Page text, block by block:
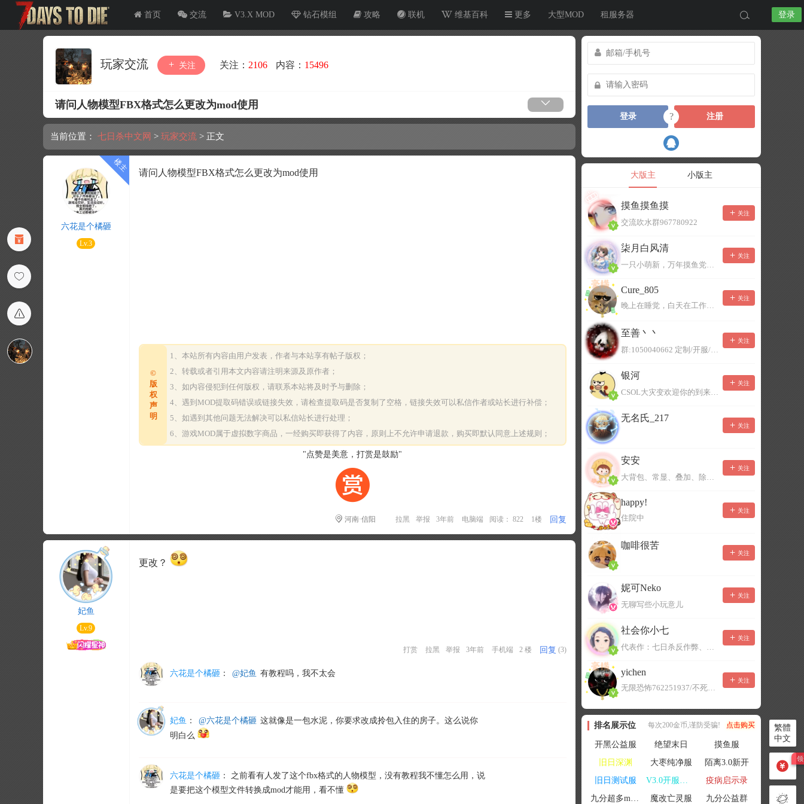
首页 交流 V3.X MOD 钻石模组 攻略 联机 维基百科 更多 大型MOD 租服务器 登录
玩家交流 关注 关注： 2106 内容： 15496
请问人物模型FBX格式怎么更改为mod使用
当前位置： 七日杀中文网 > 玩家交流 > 正文
六花是个橘砸
Lv.3
请问人物模型FBX格式怎么更改为mod使用
©
版
权
声
明
1、本站所有内容由用户发表，作者与本站享有帖子版权；
2、转载或者引用本文内容请注明来源及原作者；
3、如内容侵犯到任何版权，请联系本站将及时予与删除；
4、遇到MOD提取码错误或链接失效，请检查提取码是否复制了空格，链接失效可以私信作者或站长进行补偿；
5、如遇到其他问题无法解决可以私信站长进行处理；
6、游戏MOD属于虚拟数字商品，一经购买即获得了内容，原则上不允许申请退款，购买即默认同意上述规则；
"点赞是美意，打赏是鼓励"
河南·信阳 拉黑 举报 3年前 电脑端 阅读： 822 1楼 回复
妃鱼
Lv.9
更改？
打赏 拉黑 举报 3年前 手机端 2 楼 回复 (3)
六花是个橘砸 ： @妃鱼 有教程吗，我不太会
妃鱼 ： @六花是个橘砸 这就像是一包水泥，你要求改成拎包入住的房子。这么说你
明白么
六花是个橘砸： 之前看有人发了这个fbx格式的人物模型，没有教程我不懂怎么用，说
是要把这个模型文件转换成mod才能用，看不懂
登录 ? 注册
大版主 小版主
摸鱼摸鱼摸
交流吹水群967780922
关注
柒月白风清
一只小萌新，万年摸鱼党！已经脱坑了。。。
关注
Cure_805
晚上在睡觉，白天在工作，不一定能及时回复，有事可以留言！
关注
至善丶丶
群:1050040662 定制/开服/地图制作/价格公道
关注
银河
CSOL大灾变欢迎你的到来。QQ群：967780922
关注
无名氏_217
关注
安安
大背包、常显、叠加、除草树，唯一作者QQ383125283
关注
happy!
住院中
关注
咖啡很苦
关注
妮可Neko
无聊写些小玩意儿
关注
社会你小七
代表作：七日杀反作弊、七日杀云黑、七日杀BOT、七日杀云商城
关注
yichen
无限恐怖762251937/不死者末日1080207504
关注
排名展示位 每次200金币,谨防受骗! 点击购买
开黑公益服 绝望末日
摸鱼服
旧日深渊
大枣纯净服
陌离3.0新开
旧日测试服
V3.0开服联机
疫病启示录
九分超多mod群
魔改亡灵服 九分公益群
繁體
中文